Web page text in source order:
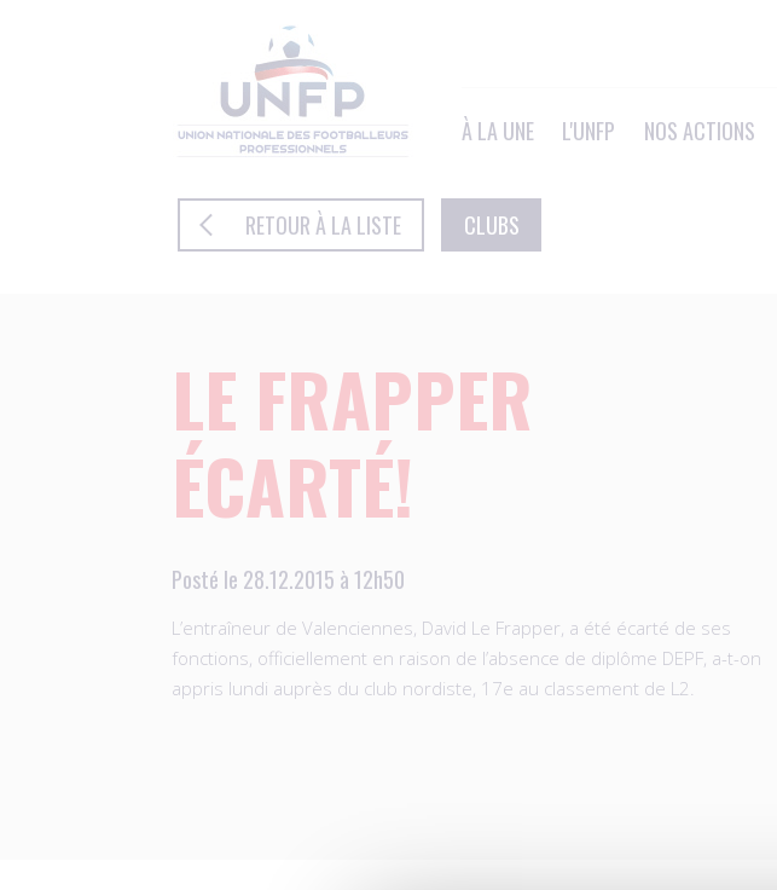
À LA UNE L'UNFP NOS ACTIONS
RETOUR À LA LISTE CLUBS
LE FRAPPER
ÉCARTÉ!
Posté le 28.12.2015 à 12h50
L’entraîneur de Valenciennes, David Le Frapper, a été écarté de ses
fonctions, officiellement en raison de l’absence de diplôme DEPF, a-t-on
appris lundi auprès du club nordiste, 17e au classement de L2.